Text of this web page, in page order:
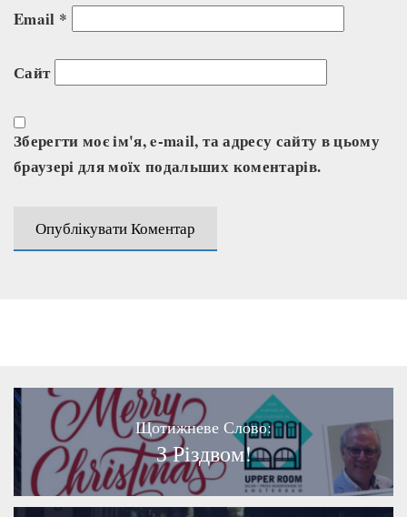
Email *
Сайт
Зберегти моє ім'я, e-mail, та адресу сайту в цьому
браузері для моїх подальших коментарів.
Щотижневе Слово:
З Різдвом!